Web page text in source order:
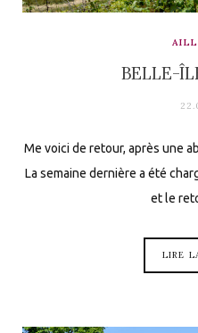
BELLE-
Me voici de retour, après une
La semaine dernière a été
et le
LIRE